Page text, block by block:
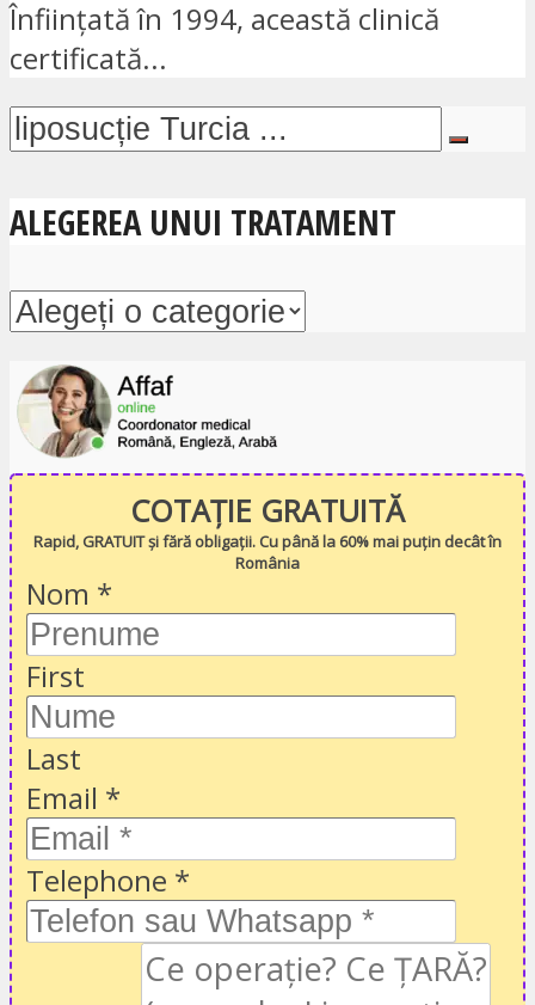
Înființată în 1994, această clinică
certificată...
ALEGEREA UNUI TRATAMENT
COTAȚIE GRATUITĂ
Rapid, GRATUIT și fără obligații. Cu până la 60% mai puțin decât în
România
Nom *
First
Last
Email *
Telephone *